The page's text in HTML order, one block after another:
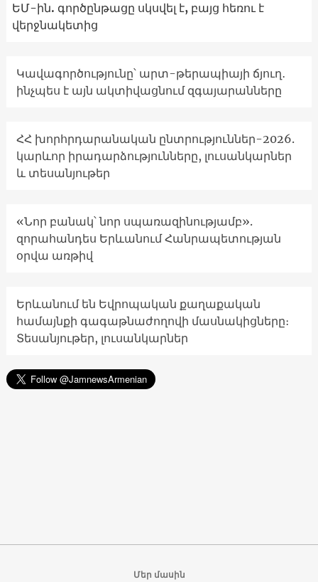
ԵՄ-ին. գործընթացը սկսվել է, բայց հեռու է
վերջնակետից
Կավագործությունը՝ արտ-թերապիայի ճյուղ․
ինչպես է այն ակտիվացնում զգայարանները
ՀՀ խորհրդարանական ընտրություններ-2026.
կարևոր իրադարձությունները, լուսանկարներ
և տեսանյութեր
«Նոր բանակ՝ նոր սպառազինությամբ».
զորահանդես Երևանում Հանրապետության
օրվա առթիվ
Երևանում են Եվրոպական քաղաքական
համայնքի գագաթնաժողովի մասնակիցները։
Տեսանյութեր, լուսանկարներ
Մեր մասին